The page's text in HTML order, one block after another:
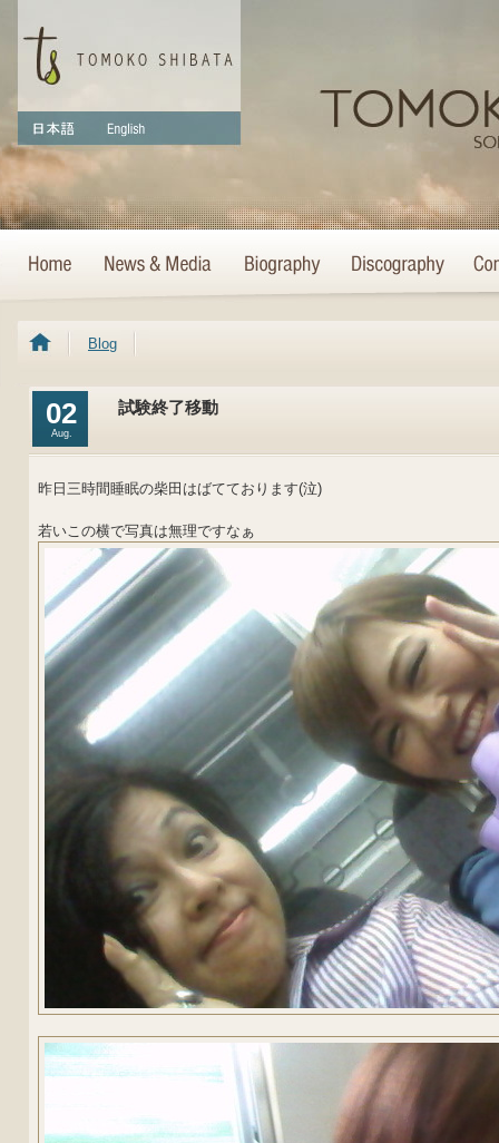
Blog
02
Aug.
試験終了移動
昨日三時間睡眠の柴田はばてております(泣)
若いこの横で写真は無理ですなぁ